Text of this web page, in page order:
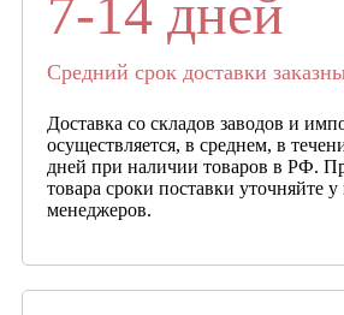
7-14 дней
Средний срок доставки
Доставка со складов заводов и
осуществляется, в среднем, в
дней при наличии товаров в РФ.
товара сроки поставки уточняйте
менеджеров.